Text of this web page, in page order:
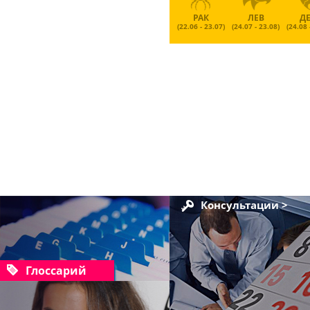
РАК
(22.06 - 23.07)
ЛЕВ
(24.07 - 23.08) (24.08
Глоссарий
Консультации >